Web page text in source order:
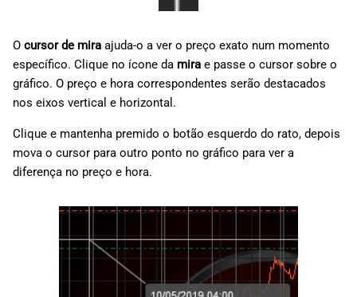
O cursor de mira ajuda-o a ver o preço exato num momento
específico. Clique no ícone da mira e passe o cursor sobre o
gráfico. O preço e hora correspondentes serão destacados
nos eixos vertical e horizontal.
Clique e mantenha premido o botão esquerdo do rato, depois
mova o cursor para outro ponto no gráfico para ver a
diferença no preço e hora.